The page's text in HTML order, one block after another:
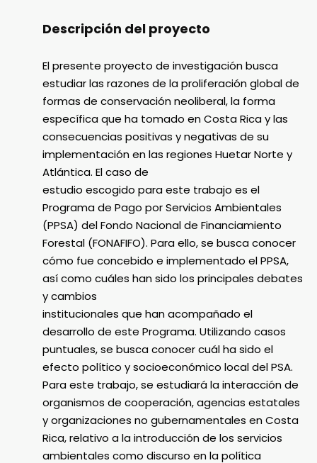
Descripción del proyecto
El presente proyecto de investigación busca
estudiar las razones de la proliferación global de
formas de conservación neoliberal, la forma
específica que ha tomado en Costa Rica y las
consecuencias positivas y negativas de su
implementación en las regiones Huetar Norte y
Atlántica. El caso de
estudio escogido para este trabajo es el
Programa de Pago por Servicios Ambientales
(PPSA) del Fondo Nacional de Financiamiento
Forestal (FONAFIFO). Para ello, se busca conocer
cómo fue concebido e implementado el PPSA,
así como cuáles han sido los principales debates
y cambios
institucionales que han acompañado el
desarrollo de este Programa. Utilizando casos
puntuales, se busca conocer cuál ha sido el
efecto político y socioeconómico local del PSA.
Para este trabajo, se estudiará la interacción de
organismos de cooperación, agencias estatales
y organizaciones no gubernamentales en Costa
Rica, relativo a la introducción de los servicios
ambientales como discurso en la política